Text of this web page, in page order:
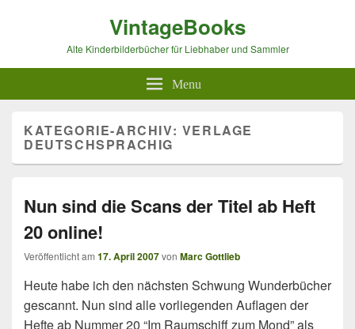
VintageBooks
Alte Kinderbilderbücher für Liebhaber und Sammler
Menu
KATEGORIE-ARCHIV: VERLAGE
DEUTSCHSPRACHIG
Nun sind die Scans der Titel ab Heft
20 online!
Veröffentlicht am 17. April 2007von Marc Gottlieb
Heute habe ich den nächsten Schwung Wunderbücher
gescannt. Nun sind alle vorliegenden Auflagen der
Hefte ab Nummer 20 “Im Raumschiff zum Mond” als